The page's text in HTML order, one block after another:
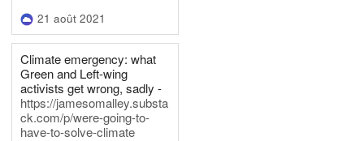
21 août 2021
Climate emergency: what
Green and Left-wing
activists get wrong, sadly -
https://jamesomalley.substa
ck.com/p/were-going-to-
have-to-solve-climate